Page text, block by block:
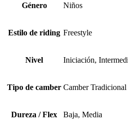
Género Niños
Estilo de riding Freestyle
Nivel Iniciación,
Tipo de camber Camber Tradicional
Dureza / Flex Baja, Media